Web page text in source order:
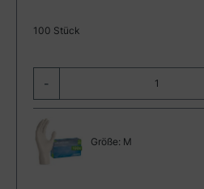
100 Stück
-
Größe: M